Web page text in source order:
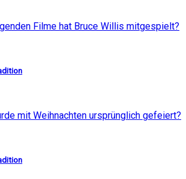
Filme hat Bruce Willis mitgespielt?
mit Weihnachten ursprünglich gefeiert?